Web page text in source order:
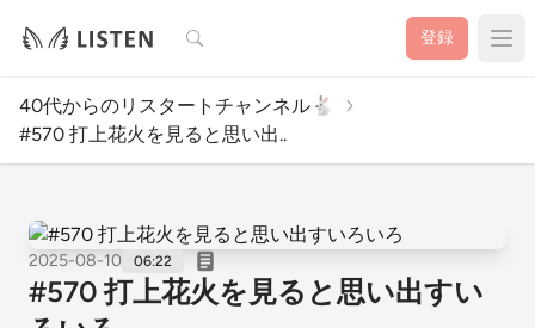
検索 登録
40代からのリスタートチャンネル🐇
#570 打上花火を見ると思い出..
2025-08-10 06:22
#570 打上花火を見ると思い出すい